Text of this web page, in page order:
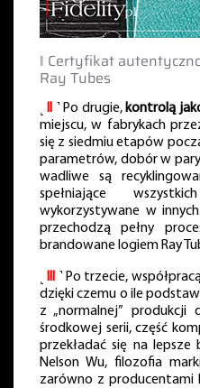
‖ Certyfikat
Ray Tubes
˻II ˺ Po drugie,kontrolą
miejscu, w fabrykach
się z siedmiu etapów
parametrów, dobór w
wadliwe są
spełniające
wykorzystywane w
przechodzą pełny
brandowane logiem Ray
˺ Po trzecie,
dzięki czemu o ile
z „normalnej”
środkowej serii, część
przekładać się na lepsze
Nelson Wu, filozofia
zarówno z producentami